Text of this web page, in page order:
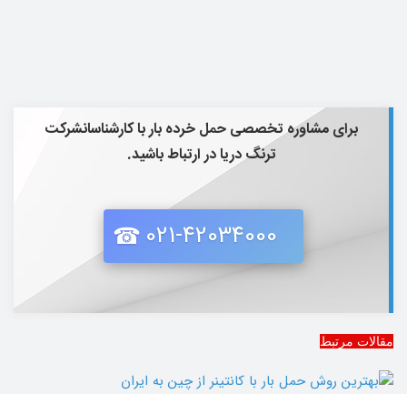
برای مشاوره تخصصی حمل خرده بار با کارشناسانشرکت
ترنگ دریادر ارتباط باشید.
021-42034000
مقالات مرتبط